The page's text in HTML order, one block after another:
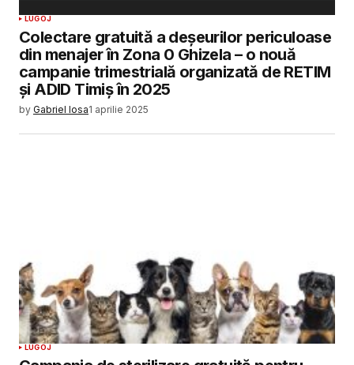
LUGOJ
Colectare gratuită a deșeurilor periculoase
din menajer în Zona 0 Ghizela – o nouă
campanie trimestrială organizată de RETIM
și ADID Timiș în 2025
by Gabriel Iosa1 aprilie 2025
LUGOJ